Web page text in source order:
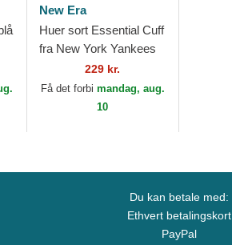
New Era
Huer sort Essential Cuff
fra New York Yankees
MLB af New Era
229 kr.
Få det forbi mandag, aug.
10
Du kan betale med:
Ethvert betalingskort
PayPal